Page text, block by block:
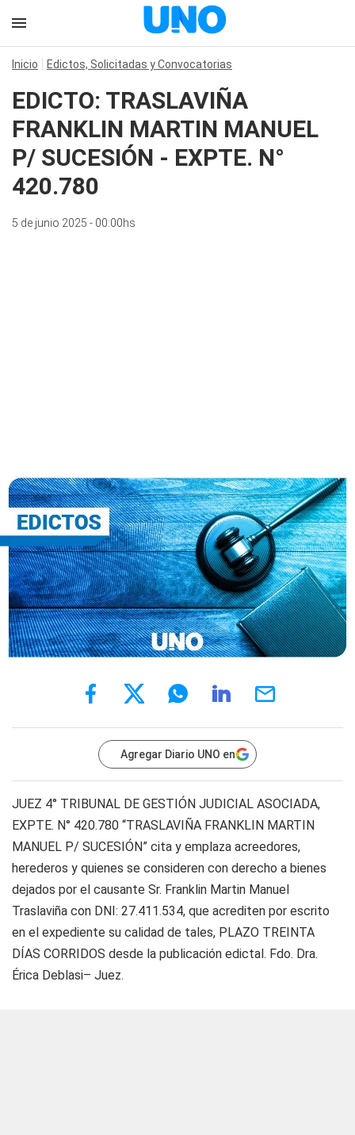
Inicio Edictos, Solicitadas y Convocatorias
EDICTO: TRASLAVIÑA
FRANKLIN MARTIN MANUEL
P/ SUCESIÓN - EXPTE. N°
420.780
5 de junio 2025 - 00:00hs
Agregar Diario UNO en
JUEZ 4° TRIBUNAL DE GESTIÓN JUDICIAL ASOCIADA,
EXPTE. N° 420.780 “TRASLAVIÑA FRANKLIN MARTIN
MANUEL P/ SUCESIÓN” cita y emplaza acreedores,
herederos y quienes se consideren con derecho a bienes
dejados por el causante Sr. Franklin Martin Manuel
Traslaviña con DNI: 27.411.534, que acrediten por escrito
en el expediente su calidad de tales, PLAZO TREINTA
DÍAS CORRIDOS desde la publicación edictal. Fdo. Dra.
Érica Deblasi– Juez.